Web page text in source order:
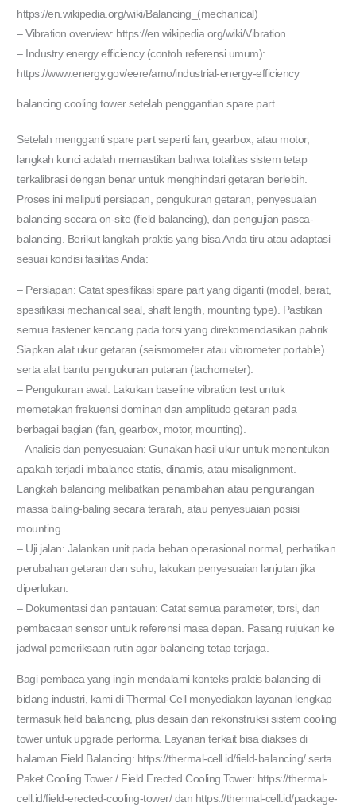
https://en.wikipedia.org/wiki/Balancing_(mechanical)
– Vibration overview: https://en.wikipedia.org/wiki/Vibration
– Industry energy efficiency (contoh referensi umum):
https://www.energy.gov/eere/amo/industrial-energy-efficiency
balancing cooling tower setelah penggantian spare part
Setelah mengganti spare part seperti fan, gearbox, atau motor,
langkah kunci adalah memastikan bahwa totalitas sistem tetap
terkalibrasi dengan benar untuk menghindari getaran berlebih.
Proses ini meliputi persiapan, pengukuran getaran, penyesuaian
balancing secara on-site (field balancing), dan pengujian pasca-
balancing. Berikut langkah praktis yang bisa Anda tiru atau adaptasi
sesuai kondisi fasilitas Anda:
– Persiapan: Catat spesifikasi spare part yang diganti (model, berat,
spesifikasi mechanical seal, shaft length, mounting type). Pastikan
semua fastener kencang pada torsi yang direkomendasikan pabrik.
Siapkan alat ukur getaran (seismometer atau vibrometer portable)
serta alat bantu pengukuran putaran (tachometer).
– Pengukuran awal: Lakukan baseline vibration test untuk
memetakan frekuensi dominan dan amplitudo getaran pada
berbagai bagian (fan, gearbox, motor, mounting).
– Analisis dan penyesuaian: Gunakan hasil ukur untuk menentukan
apakah terjadi imbalance statis, dinamis, atau misalignment.
Langkah balancing melibatkan penambahan atau pengurangan
massa baling-baling secara terarah, atau penyesuaian posisi
mounting.
– Uji jalan: Jalankan unit pada beban operasional normal, perhatikan
perubahan getaran dan suhu; lakukan penyesuaian lanjutan jika
diperlukan.
– Dokumentasi dan pantauan: Catat semua parameter, torsi, dan
pembacaan sensor untuk referensi masa depan. Pasang rujukan ke
jadwal pemeriksaan rutin agar balancing tetap terjaga.
Bagi pembaca yang ingin mendalami konteks praktis balancing di
bidang industri, kami di Thermal-Cell menyediakan layanan lengkap
termasuk field balancing, plus desain dan rekonstruksi sistem cooling
tower untuk upgrade performa. Layanan terkait bisa diakses di
halaman Field Balancing: https://thermal-cell.id/field-balancing/ serta
Paket Cooling Tower / Field Erected Cooling Tower: https://thermal-
cell.id/field-erected-cooling-tower/ dan https://thermal-cell.id/package-